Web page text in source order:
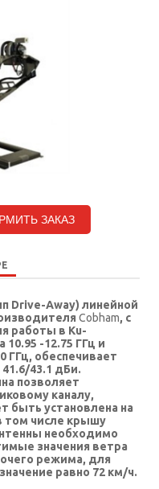
ЗАКАЗ
Drive-Away) линейной
Cobham, с
работы в Ku-
10.95 -12.75 ГГц и
ГГц, обеспечивает
43.1 дБи.
позволяет
каналу,
быть установлена на
том числе крышу
необходимо
значения ветра
режима, для
равно 72 км/ч.